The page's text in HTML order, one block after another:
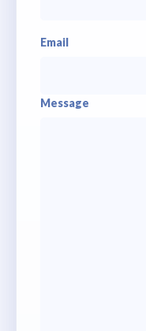
Email
Message